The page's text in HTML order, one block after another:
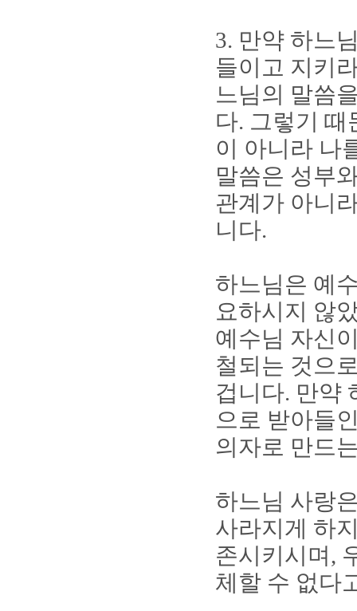
3. 만약 하느
들이고 지키
느님의 말씀
다. 그렇기
이 아니라 나
말씀은 성부
관계가 아니
니다.
하느님은 예
요하시지 않
예수님 자신
철되는 것으
겁니다. 만약
으로 받아들
의자로 만드
하느님 사랑
사라지게 하
존시키시며,
체할 수 없다